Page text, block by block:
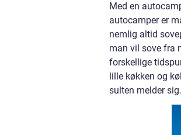
Med en
autocamper er
nemlig altid
man vil sove fra
forskellige
lille køkken og
sulten melder sig.